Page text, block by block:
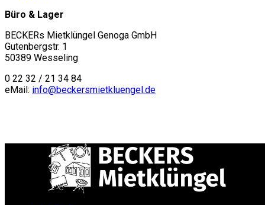
Büro & Lager
BECKERs Mietklüngel Genoga GmbH
Gutenbergstr. 1
50389 Wesseling
0 22 32 / 21 34 84
eMail: info@beckersmietkluengel.de